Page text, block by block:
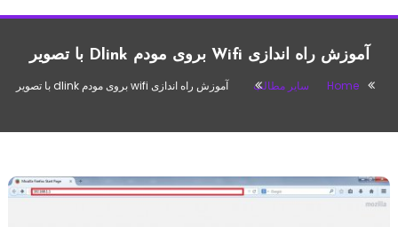
آموزش راه اندازی Wifi بروی مودم Dlink با تصویر
Home سایر مطالب آموزش راه اندازی wifi بروی مودم dlink با تصویر